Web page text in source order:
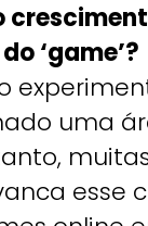
‘game’?
uma
esse